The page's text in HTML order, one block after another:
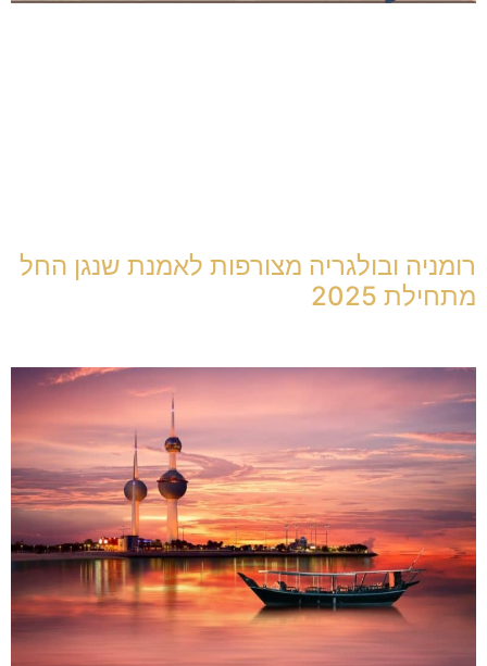
רומניה ובולגריה מצורפות לאמנת שנגן החל
מתחילת 2025